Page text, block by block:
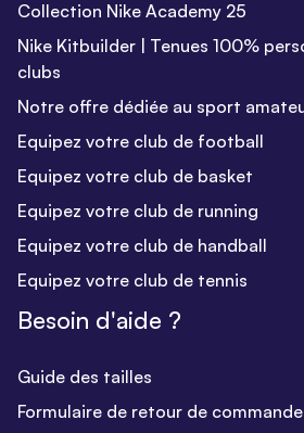
Collection Nike Academy 25
Nike Kitbuilder | Tenues 100%
clubs
Notre offre dédiée au sport
Equipez votre club de football
Equipez votre club de basket
Equipez votre club de running
Equipez votre club de handball
Equipez votre club de tennis
Besoin d'aide ?
Guide des tailles
Formulaire de retour de commande